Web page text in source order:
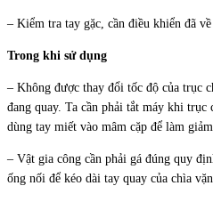
– Kiểm tra tay gặc, cần điều khiển đã
Trong khi sử dụng
– Không được thay đổi tốc độ của trục
đang quay. Ta cần phải tắt máy khi
dùng tay miết vào mâm cặp để làm
– Vật gia công cần phải gá đúng quy
ống nối để kéo dài tay quay của chìa